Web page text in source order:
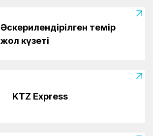
Әскерилендірілген темір
жол күзеті
KTZ Express